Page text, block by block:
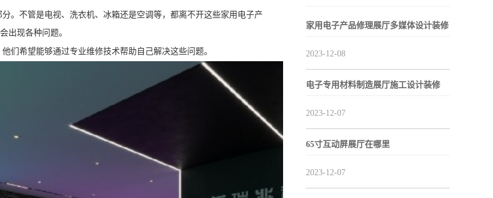
。不管是电视、洗衣机、冰箱还是空调等，都离不开这些家用电子产
出现各种问题。
们希望能够通过专业维修技术帮助自己解决这些问题。
家用电子产品修理展厅多媒体设计装修
2023-12-08
电子专用材料制造展厅施工设计装修
2023-12-07
65寸互动屏展厅在哪里
2023-12-07